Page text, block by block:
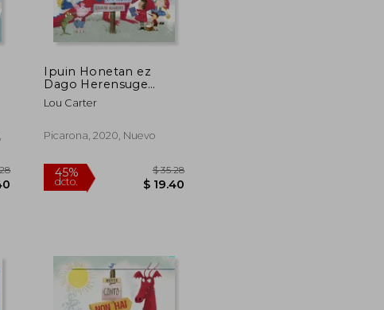
Ipuin Honetan ez
Dago Herensuge
Bakar bat ere
Lou Carter
Picarona, 2020, Nuevo